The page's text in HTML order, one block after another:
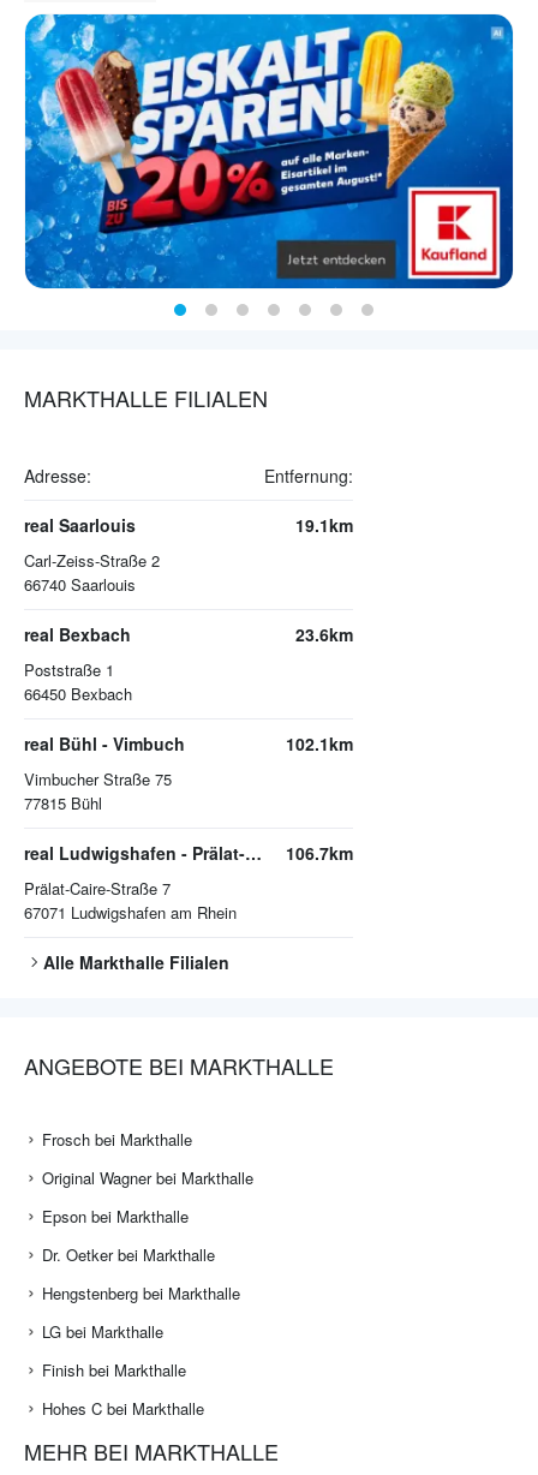
MARKTHALLE FILIALEN
Adresse: Entfernung:
real Saarlouis
Carl-Zeiss-Straße 2
66740 Saarlouis
19.1km
real Bexbach
Poststraße 1
66450 Bexbach
23.6km
real Bühl - Vimbuch
Vimbucher Straße 75
77815 Bühl
102.1km
real Ludwigshafen - Prälat-Caire-Straße
Prälat-Caire-Straße 7
67071 Ludwigshafen am Rhein
106.7km
Alle Markthalle Filialen
ANGEBOTE BEI MARKTHALLE
Frosch bei Markthalle
Original Wagner bei Markthalle
Epson bei Markthalle
Dr. Oetker bei Markthalle
Hengstenberg bei Markthalle
LG bei Markthalle
Finish bei Markthalle
Hohes C bei Markthalle
MEHR BEI MARKTHALLE